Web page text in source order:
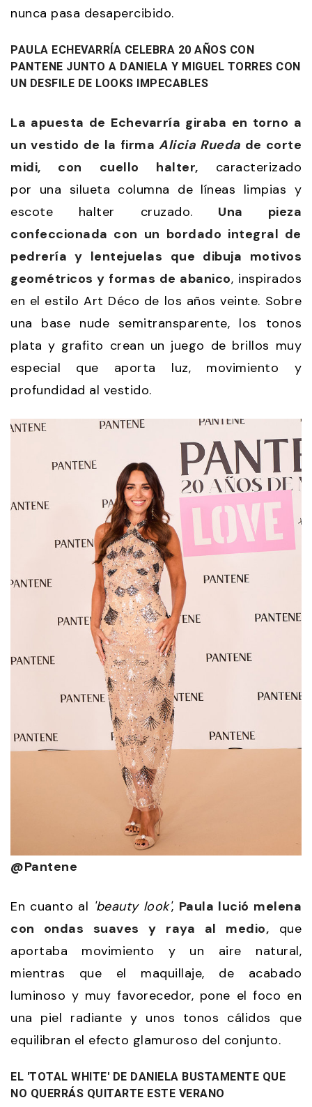
nunca pasa desapercibido.
PAULA ECHEVARRÍA CELEBRA 20 AÑOS CON
PANTENE JUNTO A DANIELA Y MIGUEL TORRES CON
UN DESFILE DE LOOKS IMPECABLES
La apuesta de Echevarría giraba en torno a
un vestido de la firma Alicia Rueda de corte
midi, con cuello halter, caracterizado
por una silueta columna de líneas limpias y
escote halter cruzado. Una pieza
confeccionada con un bordado integral de
pedrería y lentejuelas que dibuja motivos
geométricos y formas de abanico, inspirados
en el estilo Art Déco de los años veinte. Sobre
una base nude semitransparente, los tonos
plata y grafito crean un juego de brillos muy
especial que aporta luz, movimiento y
profundidad al vestido.
@Pantene
En cuanto al 'beauty look', Paula lució melena
con ondas suaves y raya al medio, que
aportaba movimiento y un aire natural,
mientras que el maquillaje, de acabado
luminoso y muy favorecedor, pone el foco en
una piel radiante y unos tonos cálidos que
equilibran el efecto glamuroso del conjunto.
EL 'TOTAL WHITE' DE DANIELA BUSTAMENTE QUE
NO QUERRÁS QUITARTE ESTE VERANO